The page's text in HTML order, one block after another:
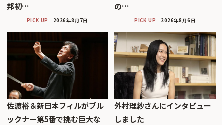
邦初…
PICK UP 2026年8月7日
の…
PICK UP 2026年8月6日
佐渡裕＆新日本フィルがブル
ックナー第5番で挑む巨大な
外村理紗さんにインタビュー
しました